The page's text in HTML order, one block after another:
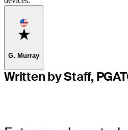
Favorite
G. Murray
Written by Staff,